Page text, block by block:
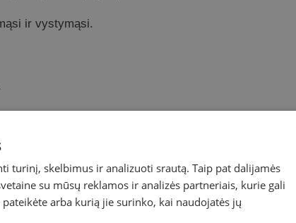
ir vystymąsi.
dauginimąsi, dalyvauja senėjimo procesų
ir testosteronu, gaminamu organizme.
riebalinį audinį kaip energijos šaltinį treniruočių metu.
yra nepakeičiamas mėlynių, traumų ar
turinį, skelbimus ir analizuoti srautą. Taip pat dalijamės
su mūsų reklamos ir analizės partneriais, kurie gali
arba kurią jie surinko, kai naudojatės jų